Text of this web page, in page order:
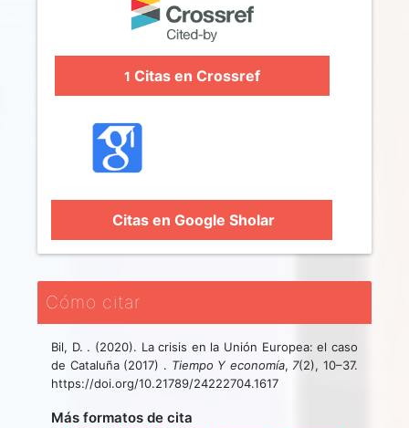
1 Citas en Crossref
Citas en Google Sholar
Cómo citar
Bil, D. . (2020). La crisis en la Unión Europea: el caso
de Cataluña (2017) . Tiempo Y economía, 7(2), 10–37.
https://doi.org/10.21789/24222704.1617
Más formatos de cita